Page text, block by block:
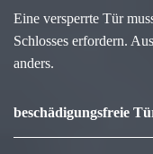
Eine versperrte Tür
Schlosses erfordern.
anders.
beschädigungsfreie